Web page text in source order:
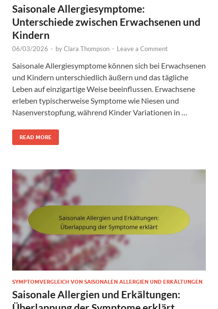
Saisonale Allergiesymptome:
Unterschiede zwischen Erwachsenen und
Kindern
06/03/2026 - byClara Thompson - Leave a Comment
Saisonale Allergiesymptome können sich bei Erwachsenen
und Kindern unterschiedlich äußern und das tägliche
Leben auf einzigartige Weise beeinflussen. Erwachsene
erleben typischerweise Symptome wie Niesen und
Nasenverstopfung, während Kinder Variationen in …
READ MORE
SYMPTOMVERGLEICH VON SAISONALEN ALLERGIEN UND ERKÄLTUNGEN
Saisonale Allergien und Erkältungen: